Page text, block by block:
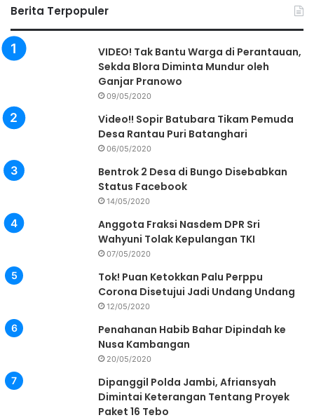
Berita Terpopuler
VIDEO! Tak Bantu Warga di Perantauan,
Sekda Blora Diminta Mundur oleh
Ganjar Pranowo
09/05/2020
Video!! Sopir Batubara Tikam Pemuda
Desa Rantau Puri Batanghari
06/05/2020
Bentrok 2 Desa di Bungo Disebabkan
Status Facebook
14/05/2020
Anggota Fraksi Nasdem DPR Sri
Wahyuni Tolak Kepulangan TKI
07/05/2020
Tok! Puan Ketokkan Palu Perppu
Corona Disetujui Jadi Undang Undang
12/05/2020
Penahanan Habib Bahar Dipindah ke
Nusa Kambangan
20/05/2020
Dipanggil Polda Jambi, Afriansyah
Dimintai Keterangan Tentang Proyek
Paket 16 Tebo